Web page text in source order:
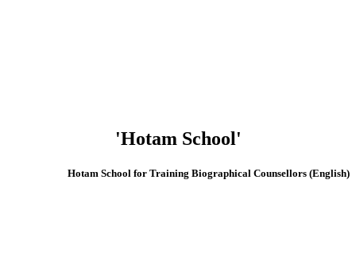
'Hotam School'
(English) Hotam School for Training Biographical Counsellors